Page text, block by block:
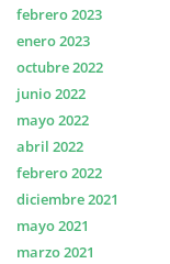
febrero 2023
enero 2023
octubre 2022
junio 2022
mayo 2022
abril 2022
febrero 2022
diciembre 2021
mayo 2021
marzo 2021